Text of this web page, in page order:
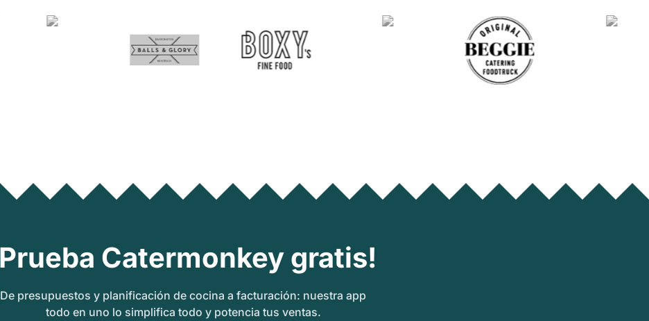
Catermonkey gratis!
De presupuestos y planificación de cocina a facturación: nuestra app
todo en uno lo simplifica todo y potencia tus ventas.